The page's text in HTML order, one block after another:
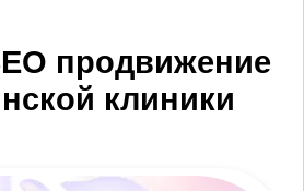
продвижение
клиники